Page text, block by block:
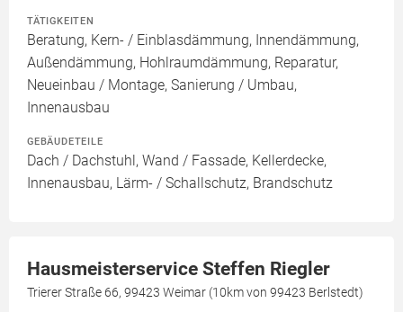
TÄTIGKEITEN
Beratung, Kern- / Einblasdämmung, Innendämmung,
Außendämmung, Hohlraumdämmung, Reparatur,
Neueinbau / Montage, Sanierung / Umbau,
Innenausbau
GEBÄUDETEILE
Dach / Dachstuhl, Wand / Fassade, Kellerdecke,
Innenausbau, Lärm- / Schallschutz, Brandschutz
Hausmeisterservice Steffen Riegler
Trierer Straße 66, 99423 Weimar (10km von 99423 Berlstedt)